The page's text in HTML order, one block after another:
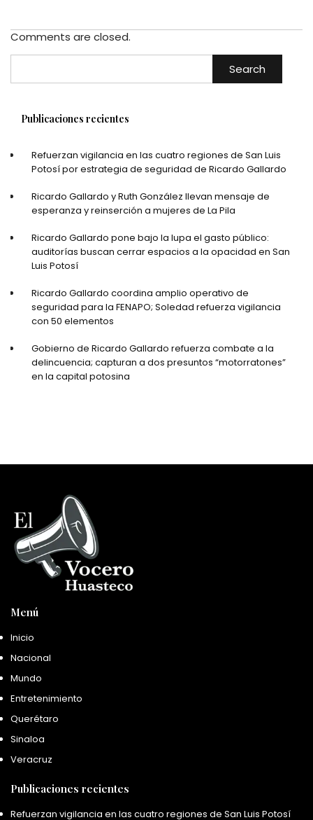
Comments are closed.
Search
Publicaciones recientes
Refuerzan vigilancia en las cuatro regiones de San Luis
Potosí por estrategia de seguridad de Ricardo Gallardo
Ricardo Gallardo y Ruth González llevan mensaje de
esperanza y reinserción a mujeres de La Pila
Ricardo Gallardo pone bajo la lupa el gasto público:
auditorías buscan cerrar espacios a la opacidad en San
Luis Potosí
Ricardo Gallardo coordina amplio operativo de
seguridad para la FENAPO; Soledad refuerza vigilancia
con 50 elementos
Gobierno de Ricardo Gallardo refuerza combate a la
delincuencia; capturan a dos presuntos “motorratones”
en la capital potosina
Menú
Inicio
Nacional
Mundo
Entretenimiento
Querétaro
Sinaloa
Veracruz
Publicaciones recientes
Refuerzan vigilancia en las cuatro regiones de San Luis Potosí